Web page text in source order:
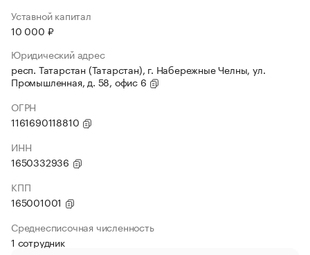
Уставной капитал
10 000 ₽
Юридический адрес
респ. Татарстан (Татарстан), г. Набережные Челны, ул.
Промышленная, д. 58, офис 6
ОГРН
1161690118810
ИНН
1650332936
КПП
165001001
Среднесписочная численность
1 сотрудник